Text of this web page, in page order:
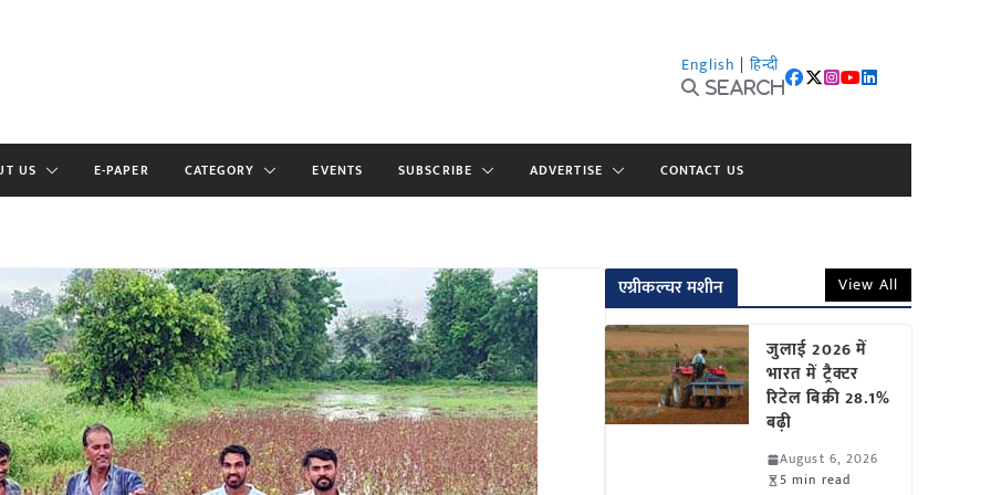
English | हिन्दी
Search
US E-PAPER CATEGORY EVENTS SUBSCRIBE ADVERTISE CONTACT US
एग्रीकल्चर मशीन View All
जुलाई 2026 में
भारत में ट्रैक्टर
रिटेल बिक्री 28.1%
बढ़ी
August 6, 2026
5 min read